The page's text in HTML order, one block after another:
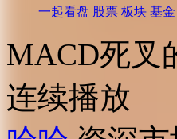
一起看盘 股票 板块 基金
MACD死叉
连续播放